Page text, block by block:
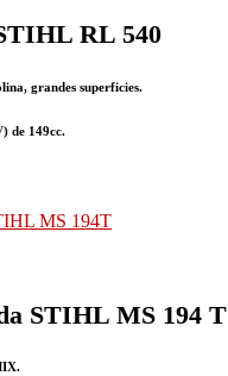
RL 540
grandes superficies.
de 149cc.
STIHL MS 194 T